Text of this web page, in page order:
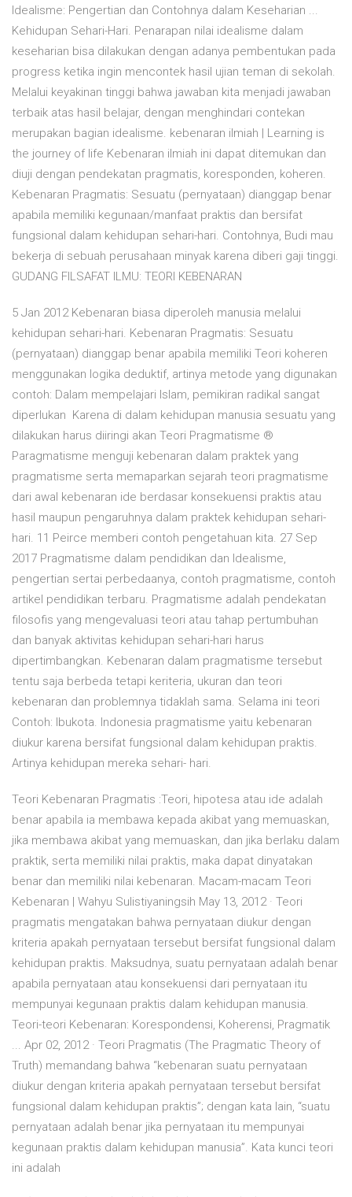
Idealisme: Pengertian dan Contohnya dalam Keseharian ...
Kehidupan Sehari-Hari. Penarapan nilai idealisme dalam
keseharian bisa dilakukan dengan adanya pembentukan pada
progress ketika ingin mencontek hasil ujian teman di sekolah.
Melalui keyakinan tinggi bahwa jawaban kita menjadi jawaban
terbaik atas hasil belajar, dengan menghindari contekan
merupakan bagian idealisme. kebenaran ilmiah | Learning is
the journey of life Kebenaran ilmiah ini dapat ditemukan dan
diuji dengan pendekatan pragmatis, koresponden, koheren.
Kebenaran Pragmatis: Sesuatu (pernyataan) dianggap benar
apabila memiliki kegunaan/manfaat praktis dan bersifat
fungsional dalam kehidupan sehari-hari. Contohnya, Budi mau
bekerja di sebuah perusahaan minyak karena diberi gaji tinggi.
GUDANG FILSAFAT ILMU: TEORI KEBENARAN
5 Jan 2012 Kebenaran biasa diperoleh manusia melalui
kehidupan sehari-hari. Kebenaran Pragmatis: Sesuatu
(pernyataan) dianggap benar apabila memiliki Teori koheren
menggunakan logika deduktif, artinya metode yang digunakan
contoh: Dalam mempelajari Islam, pemikiran radikal sangat
diperlukan Karena di dalam kehidupan manusia sesuatu yang
dilakukan harus diiringi akan Teori Pragmatisme ®
Paragmatisme menguji kebenaran dalam praktek yang
pragmatisme serta memaparkan sejarah teori pragmatisme
dari awal kebenaran ide berdasar konsekuensi praktis atau
hasil maupun pengaruhnya dalam praktek kehidupan sehari-
hari. 11 Peirce memberi contoh pengetahuan kita. 27 Sep
2017 Pragmatisme dalam pendidikan dan Idealisme,
pengertian sertai perbedaanya, contoh pragmatisme, contoh
artikel pendidikan terbaru. Pragmatisme adalah pendekatan
filosofis yang mengevaluasi teori atau tahap pertumbuhan
dan banyak aktivitas kehidupan sehari-hari harus
dipertimbangkan. Kebenaran dalam pragmatisme tersebut
tentu saja berbeda tetapi keriteria, ukuran dan teori
kebenaran dan problemnya tidaklah sama. Selama ini teori
Contoh: Ibukota. Indonesia pragmatisme yaitu kebenaran
diukur karena bersifat fungsional dalam kehidupan praktis.
Artinya kehidupan mereka sehari- hari.
Teori Kebenaran Pragmatis :Teori, hipotesa atau ide adalah
benar apabila ia membawa kepada akibat yang memuaskan,
jika membawa akibat yang memuaskan, dan jika berlaku dalam
praktik, serta memiliki nilai praktis, maka dapat dinyatakan
benar dan memiliki nilai kebenaran. Macam-macam Teori
Kebenaran | Wahyu Sulistiyaningsih May 13, 2012 · Teori
pragmatis mengatakan bahwa pernyataan diukur dengan
kriteria apakah pernyataan tersebut bersifat fungsional dalam
kehidupan praktis. Maksudnya, suatu pernyataan adalah benar
apabila pernyataan atau konsekuensi dari pernyataan itu
mempunyai kegunaan praktis dalam kehidupan manusia.
Teori-teori Kebenaran: Korespondensi, Koherensi, Pragmatik
... Apr 02, 2012 · Teori Pragmatis (The Pragmatic Theory of
Truth) memandang bahwa “kebenaran suatu pernyataan
diukur dengan kriteria apakah pernyataan tersebut bersifat
fungsional dalam kehidupan praktis”; dengan kata lain, “suatu
pernyataan adalah benar jika pernyataan itu mempunyai
kegunaan praktis dalam kehidupan manusia”. Kata kunci teori
ini adalah